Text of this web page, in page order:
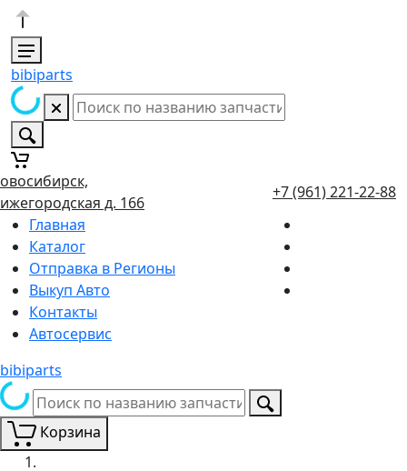
bibiparts
д. 166
+7 (961) 221-22-88
Главная
Каталог
Отправка в Регионы
Выкуп Авто
Контакты
Автосервис
bibiparts
Корзина